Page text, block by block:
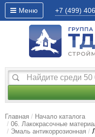
Меню +7 (499)
Главная
Начало каталога
06. Лакокрасочные
Эмаль антикоррозионная